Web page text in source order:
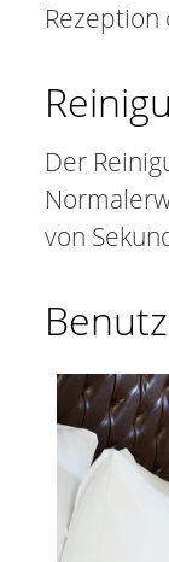
Der
von